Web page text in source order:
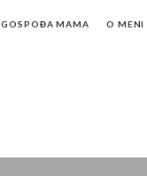
Mr.M
GOSPOĐA MAMA O MENI